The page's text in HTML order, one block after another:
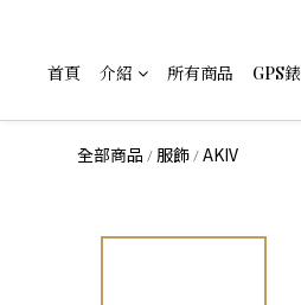
首頁 介紹 所有商品 GPS錶
全部商品 /服飾 /AKIV